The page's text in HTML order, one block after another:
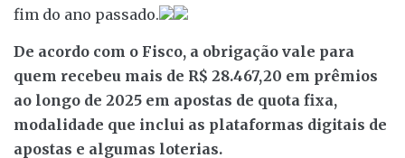
fim do ano passado.
De acordo com o Fisco, a obrigação vale para
quem recebeu mais de R$ 28.467,20 em prêmios
ao longo de 2025 em apostas de quota fixa,
modalidade que inclui as plataformas digitais de
apostas e algumas loterias.